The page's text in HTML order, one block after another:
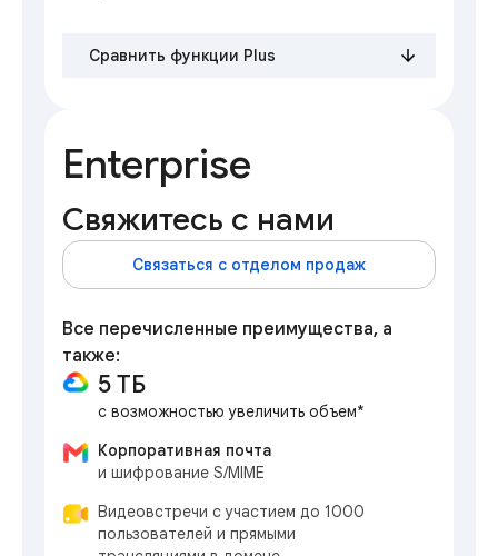
Сравнить функции Plus
Enterprise
Свяжитесь с нами
Связаться с отделом продаж
Все перечисленные преимущества, а
также:
5 ТБ
с возможностью увеличить объем*
Корпоративная почта
и шифрование S/MIME
Видеовстречи с участием до 1000
пользователей и прямыми